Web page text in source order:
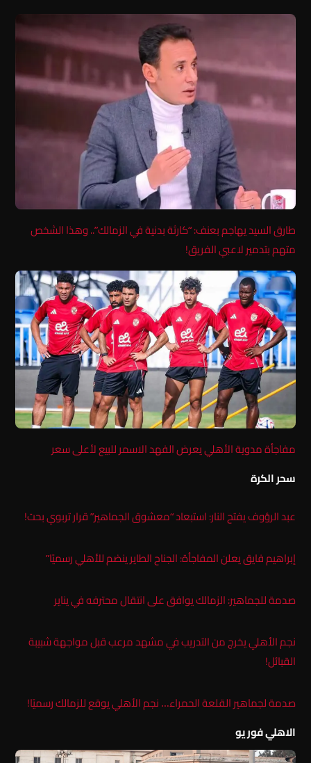
طارق السيد يهاجم بعنف: “كارثة بدنية في الزمالك”.. وهذا الشخص
متهم بتدمير لاعبي الفريق!
مفاجأة مدوية الأهلي يعرض الفهد الاسمر للبيع لأعلى سعر
سحر الكرة
عبد الرؤوف يفتح النار: استبعاد “معشوق الجماهير” قرار تربوي بحت!
إبراهيم فايق يعلن المفاجأة: الجناح الطاير ينضم للأهلي رسميًا”
صدمة للجماهير: الزمالك يوافق على انتقال محترفه في يناير
نجم الأهلي يخرج من التدريب في مشهد مرعب قبل مواجهة شبيبة
القبائل!
صدمة لجماهير القلعة الحمراء… نجم الأهلي يوقع للزمالك رسميًا!
الاهلي فور يو